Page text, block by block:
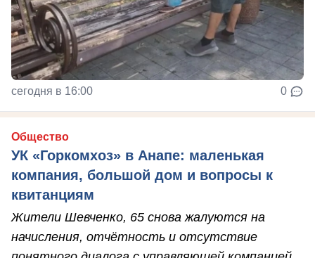
сегодня в 16:00 0
Общество
УК «Горкомхоз» в Анапе: маленькая
компания, большой дом и вопросы к
квитанциям
Жители Шевченко, 65 снова жалуются на
начисления, отчётность и отсутствие